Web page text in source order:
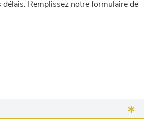
Remplissez notre formulaire de